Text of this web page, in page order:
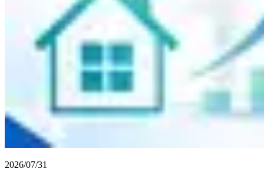
2026/07/31